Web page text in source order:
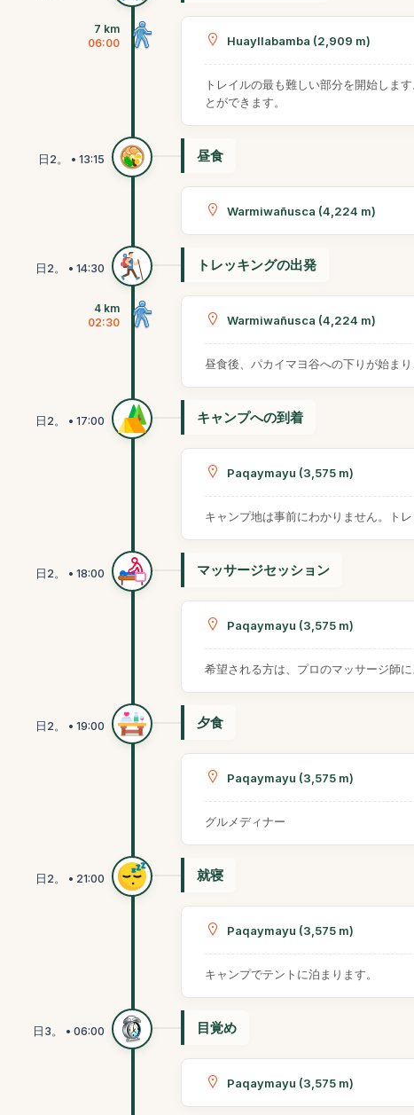
7 km
06:00
Huayllabamba (2,909 m)
トレイルの最も難しい部分を開始しま
とができます。
昼食
Warmiwañusca (4,224 m)
トレッキングの出発
4 km
02:30
Warmiwañusca (4,224 m)
昼食後、パカイマヨ谷への下りが始ま
キャンプへの到着
Paqaymayu (3,575 m)
キャンプ地は事前にわかりません。ト
マッサージセッション
Paqaymayu (3,575 m)
希望される方は、プロのマッサージ師
夕食
Paqaymayu (3,575 m)
グルメディナー
就寝
Paqaymayu (3,575 m)
キャンプでテントに泊まります。
目覚め
Paqaymayu (3,575 m)